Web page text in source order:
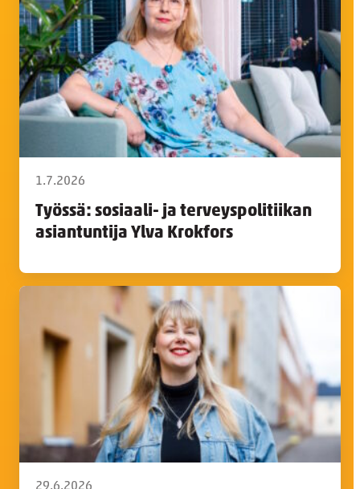
1.7.2026
Työssä: sosiaali- ja terveyspolitiikan
asiantuntija Ylva Krokfors